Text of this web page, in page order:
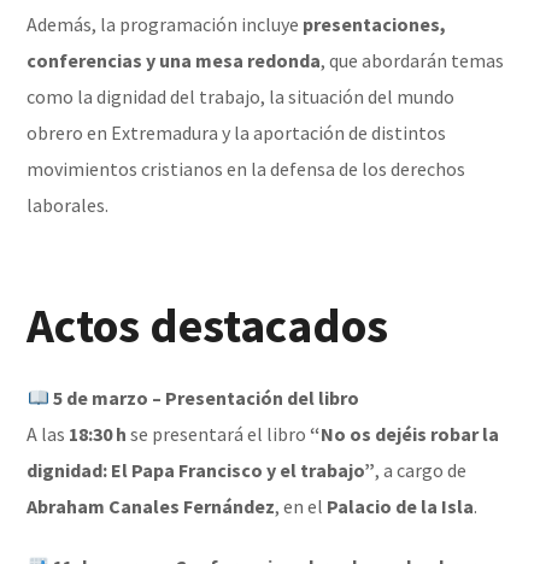
Además, la programación incluye presentaciones,
conferencias y una mesa redonda, que abordarán temas
como la dignidad del trabajo, la situación del mundo
obrero en Extremadura y la aportación de distintos
movimientos cristianos en la defensa de los derechos
laborales.
Actos destacados
5 de marzo – Presentación del libro
A las 18:30 h se presentará el libro “No os dejéis robar la
dignidad: El Papa Francisco y el trabajo”, a cargo de
Abraham Canales Fernández, en el Palacio de la Isla.